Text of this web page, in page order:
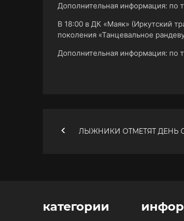
Дополнительная информация:
В 18:00 в ДК «Маяк» (Иркутский
поколения «Танцевальное
Дополнительная информация: по
ЛЫЖНИКИ ОТМЕТЯТ ДЕНЬ
категории